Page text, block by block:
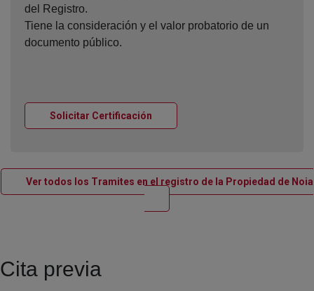
del Registro.
Tiene la consideración y el valor probatorio de un
documento público.
Solicitar Certificación
Ver todos los Tramites en el registro de la Propiedad de Noia
Ventana nueva
Cita previa